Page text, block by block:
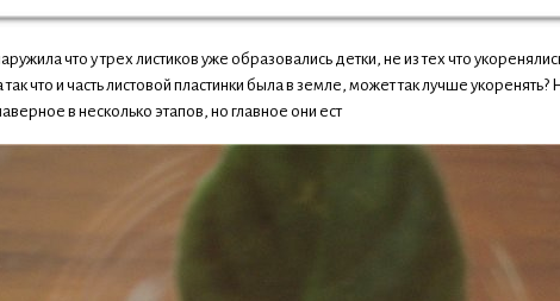
что у трех листиков уже образовались детки, не из тех что
так что и часть листовой пластинки была в земле, может так лучше
в несколько этапов, но главное они ест